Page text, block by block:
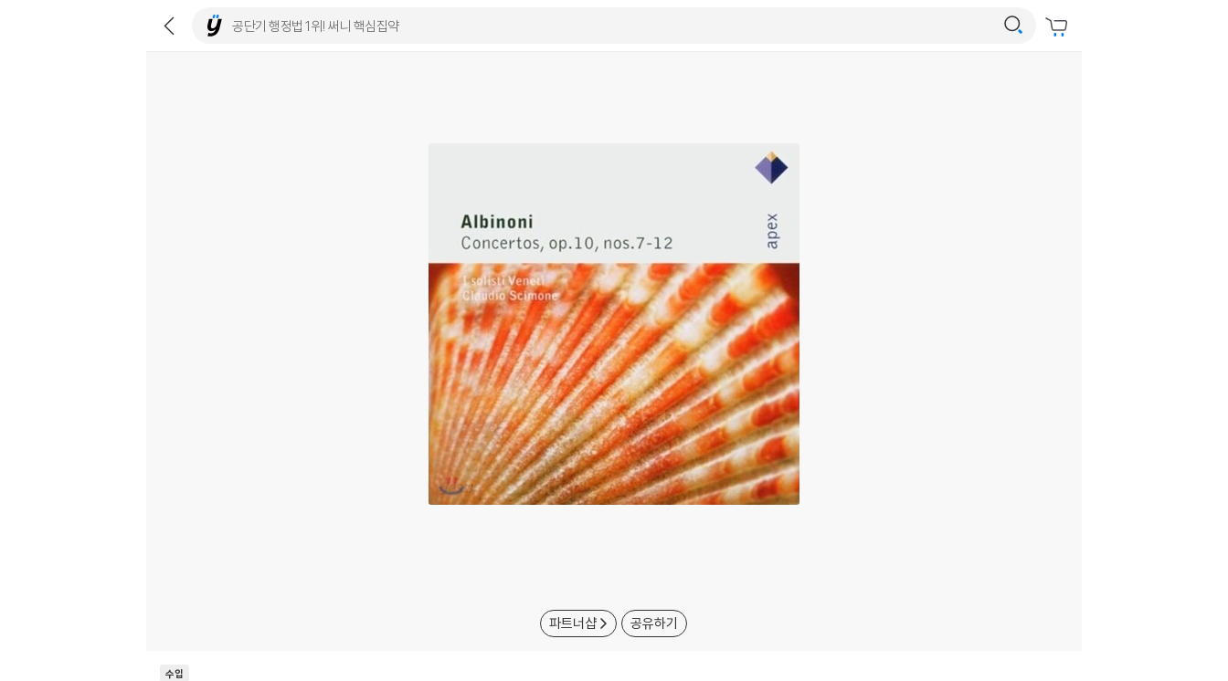
파트너샵 공유하기
수입